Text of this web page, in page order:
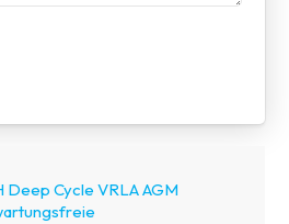
Deep Cycle VRLA AGM